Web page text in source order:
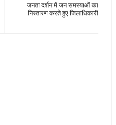
जनता दर्शन में जन समस्याओं का
निस्तारण करते हुए जिलाधिकारी